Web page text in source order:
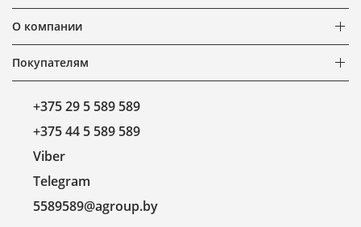
О компании
Покупателям
+375 29 5 589 589
+375 44 5 589 589
Viber
Telegram
5589589@agroup.by